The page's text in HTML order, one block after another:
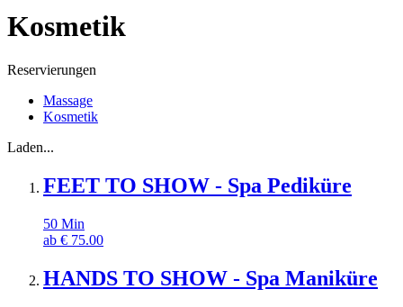
Kosmetik
Reservierungen
Massage
Kosmetik
Laden...
FEET TO SHOW - Spa Pediküre
50 Min
ab € 75.00
HANDS TO SHOW - Spa Maniküre